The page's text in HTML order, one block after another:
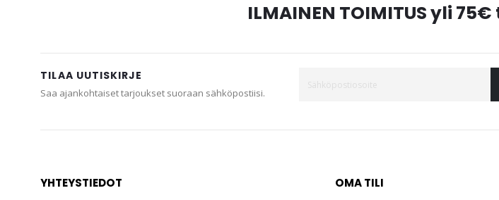
ILMAINEN TOIMITUS yli
TILAA UUTISKIRJE
Saa ajankohtaiset tarjoukset suoraan sähköpostiisi.
YHTEYSTIEDOT OMA TILI